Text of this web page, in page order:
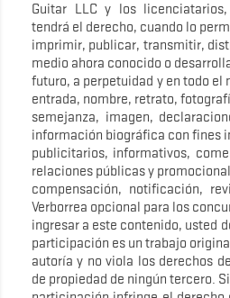
Guitar LLC y los
tendrá el derecho, cuando lo
imprimir, publicar, transmitir,
medio ahora conocido o
futuro, a perpetuidad y en todo
entrada, nombre, retrato,
semejanza, imagen,
información biográfica con fines
publicitarios, informativos,
relaciones públicas y
compensación, notificación,
Verborrea opcional para los
ingresar a este contenido, usted
participación es un trabajo
autoría y no viola los derechos
de propiedad de ningún tercero.